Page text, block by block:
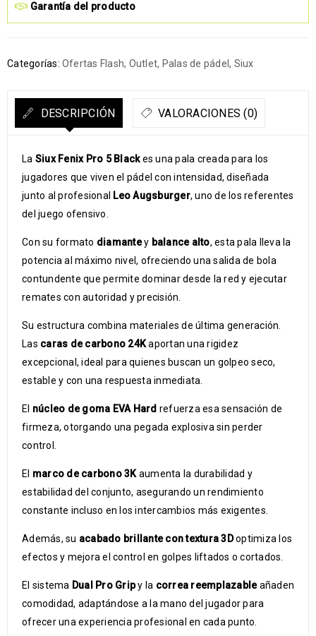
Garantía del producto
Categorías: Ofertas Flash, Outlet, Palas de pádel , Siux
DESCRIPCIÓN VALORACIONES (0)
La Siux Fenix Pro 5 Blackes una pala creada para los
jugadores que viven el pádel con intensidad, diseñada
junto al profesional
Leo Augsburger, uno de los referentes
del juego ofensivo.
Con su formato diamantey balance alto, esta pala lleva la
potencia al máximo nivel, ofreciendo una salida de bola
contundente que permite dominar desde la red y ejecutar
remates con autoridad y precisión.
Su estructura combina materiales de última generación.
Las caras de carbono 24Kaportan una rigidez
excepcional, ideal para quienes buscan un golpeo seco,
estable y con una respuesta inmediata.
El núcleo de goma EVA Hard refuerza esa sensación de
firmeza, otorgando una pegada explosiva sin perder
control.
El marco de carbono 3K aumenta la durabilidad y
estabilidad del conjunto, asegurando un rendimiento
constante incluso en los intercambios más exigentes.
Además, su acabado brillante con textura 3Doptimiza los
efectos y mejora el control en golpes liftados o cortados.
El sistema Dual Pro Gripy la correa reemplazableañaden
comodidad, adaptándose a la mano del jugador para
ofrecer una experiencia profesional en cada punto.